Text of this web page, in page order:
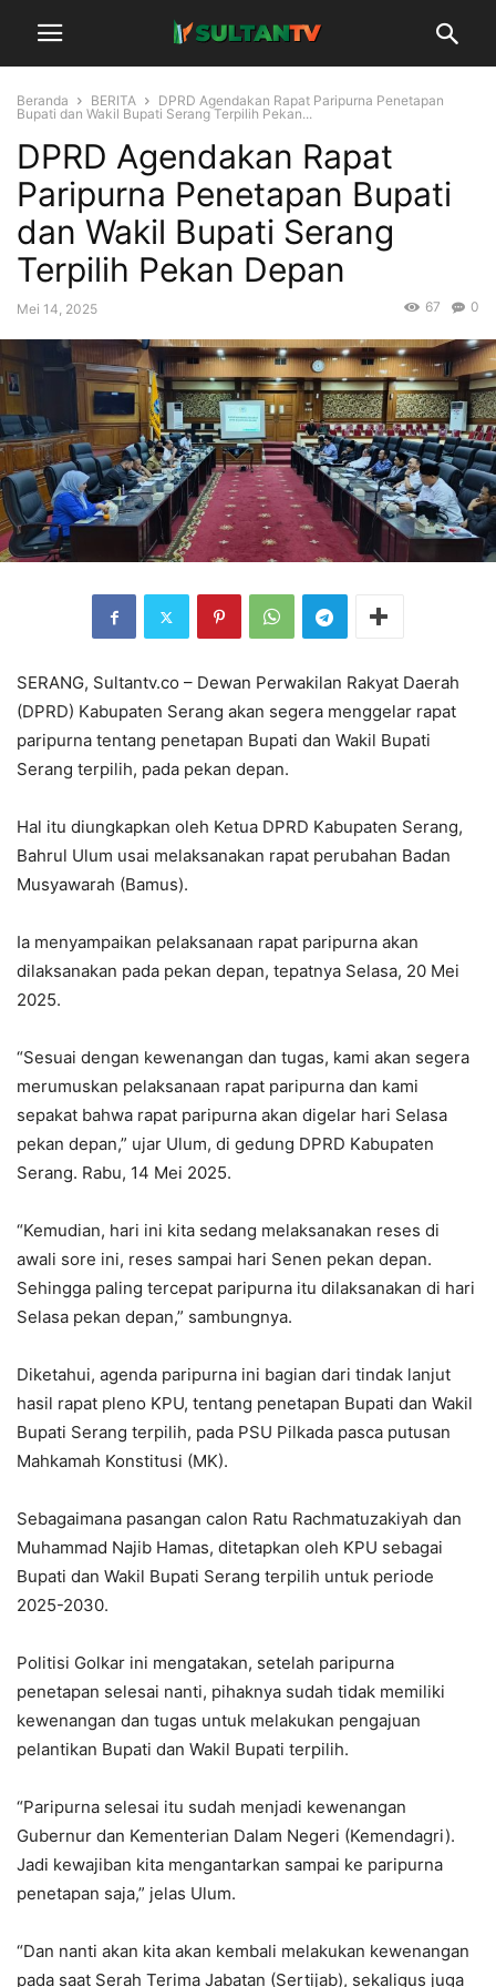
Beranda BERITA
DPRD Agendakan Rapat Paripurna Penetapan
Bupati dan Wakil Bupati Serang Terpilih Pekan...
DPRD Agendakan Rapat
Paripurna Penetapan Bupati
dan Wakil Bupati Serang
Terpilih Pekan Depan
Mei 14, 2025 0
67
SERANG, Sultantv.co – Dewan Perwakilan Rakyat Daerah
(DPRD) Kabupaten Serang akan segera menggelar rapat
paripurna tentang penetapan Bupati dan Wakil Bupati
Serang terpilih, pada pekan depan.
Hal itu diungkapkan oleh Ketua DPRD Kabupaten Serang,
Bahrul Ulum usai melaksanakan rapat perubahan Badan
Musyawarah (Bamus).
Ia menyampaikan pelaksanaan rapat paripurna akan
dilaksanakan pada pekan depan, tepatnya Selasa, 20 Mei
2025.
“Sesuai dengan kewenangan dan tugas, kami akan segera
merumuskan pelaksanaan rapat paripurna dan kami
sepakat bahwa rapat paripurna akan digelar hari Selasa
pekan depan,” ujar Ulum, di gedung DPRD Kabupaten
Serang. Rabu, 14 Mei 2025.
“Kemudian, hari ini kita sedang melaksanakan reses di
awali sore ini, reses sampai hari Senen pekan depan.
Sehingga paling tercepat paripurna itu dilaksanakan di hari
Selasa pekan depan,” sambungnya.
Diketahui, agenda paripurna ini bagian dari tindak lanjut
hasil rapat pleno KPU, tentang penetapan Bupati dan Wakil
Bupati Serang terpilih, pada PSU Pilkada pasca putusan
Mahkamah Konstitusi (MK).
Sebagaimana pasangan calon Ratu Rachmatuzakiyah dan
Muhammad Najib Hamas, ditetapkan oleh KPU sebagai
Bupati dan Wakil Bupati Serang terpilih untuk periode
2025-2030.
Politisi Golkar ini mengatakan, setelah paripurna
penetapan selesai nanti, pihaknya sudah tidak memiliki
kewenangan dan tugas untuk melakukan pengajuan
pelantikan Bupati dan Wakil Bupati terpilih.
“Paripurna selesai itu sudah menjadi kewenangan
Gubernur dan Kementerian Dalam Negeri (Kemendagri).
Jadi kewajiban kita mengantarkan sampai ke paripurna
penetapan saja,” jelas Ulum.
“Dan nanti akan kita akan kembali melakukan kewenangan
pada saat Serah Terima Jabatan (Sertijab), sekaligus juga